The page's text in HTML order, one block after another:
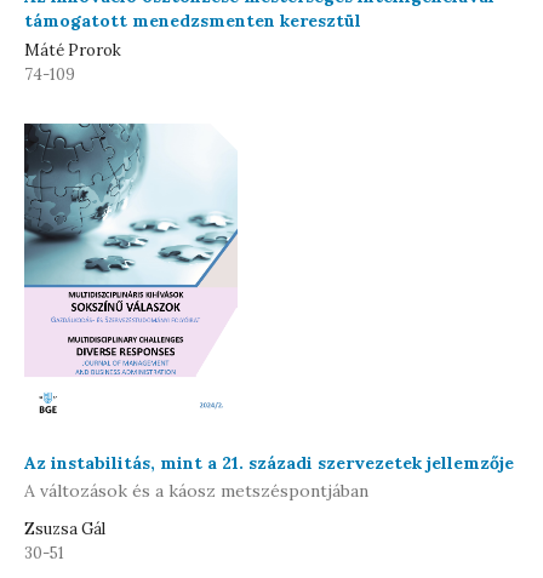
támogatott menedzsmenten keresztül
Máté Prorok
74-109
Az instabilitás, mint a 21. századi szervezetek jellemzője
A változások és a káosz metszéspontjában
Zsuzsa Gál
30-51